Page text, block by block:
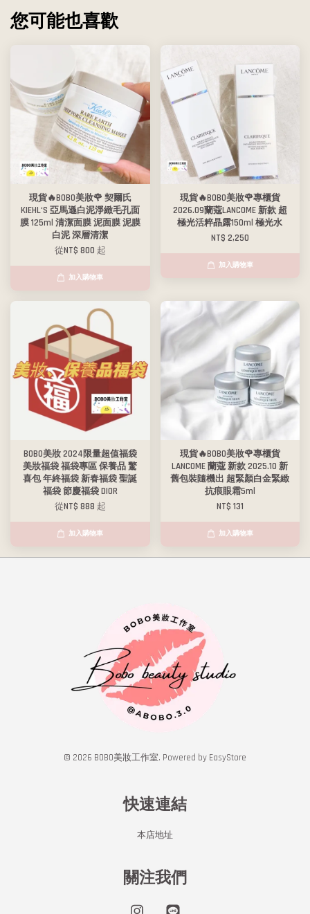
您可能也喜歡
現貨🔥BOBO美妝🌹 契爾氏
KIEHL‘S 亞馬遜白泥淨緻毛孔面
膜 125ml 清潔面膜 泥面膜 泥膜
白泥 深層清潔
從NT$ 800 起
加入購物車
現貨🔥BOBO美妝🌹專櫃貨
2026.09蘭蔻LANCOME 新款 超
極光活粹晶露150ml 極光水
NT$ 2,250
加入購物車
BOBO美妝 2024限量超值福袋
美妝福袋 福袋專區 保養品 驚
喜包 年終福袋 新春福袋 聖誕
福袋 節慶福袋 DIOR
從NT$ 888 起
加入購物車
現貨🔥BOBO美妝🌹專櫃貨
LANCOME 蘭蔻 新款 2025.10 新
舊包裝隨機出 超緊顏白金緊緻
抗痕眼霜5ml
NT$ 131
加入購物車
© 2026 BOBO美妝工作室. Powered by EasyStore
快速連結
本店地址
關注我們
Instagram